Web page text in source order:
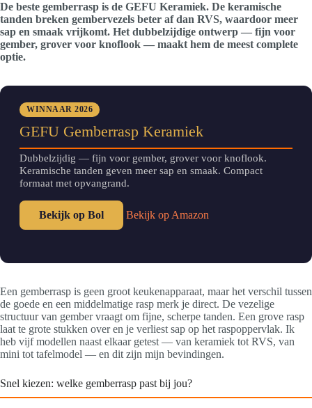
De beste gemberrasp is de GEFU Keramiek. De keramische
tanden breken gembervezels beter af dan RVS, waardoor meer
sap en smaak vrijkomt. Het dubbelzijdige ontwerp — fijn voor
gember, grover voor knoflook — maakt hem de meest complete
optie.
WINNAAR 2026
GEFU Gemberrasp Keramiek
Dubbelzijdig — fijn voor gember, grover voor knoflook.
Keramische tanden geven meer sap en smaak. Compact
formaat met opvangrand.
Bekijk op Bol Bekijk op Amazon
Een gemberrasp is geen groot keukenapparaat, maar het verschil tussen
de goede en een middelmatige rasp merk je direct. De vezelige
structuur van gember vraagt om fijne, scherpe tanden. Een grove rasp
laat te grote stukken over en je verliest sap op het raspoppervlak. Ik
heb vijf modellen naast elkaar getest — van keramiek tot RVS, van
mini tot tafelmodel — en dit zijn mijn bevindingen.
Snel kiezen: welke gemberrasp past bij jou?